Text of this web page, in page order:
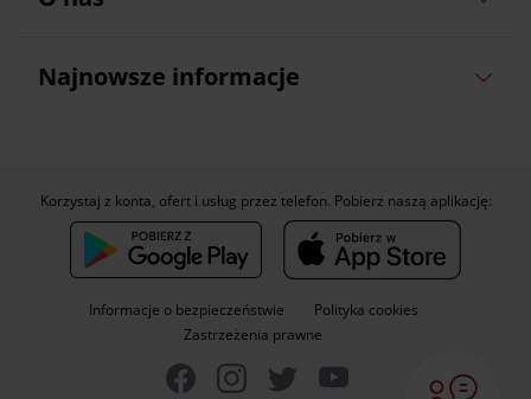
Najnowsze informacje
Informacje o bezpieczeństwie
Polityka cookies
Zastrzeżenia prawne
Korzystaj z konta, ofert i usług przez telefon. Pobierz naszą aplikację: